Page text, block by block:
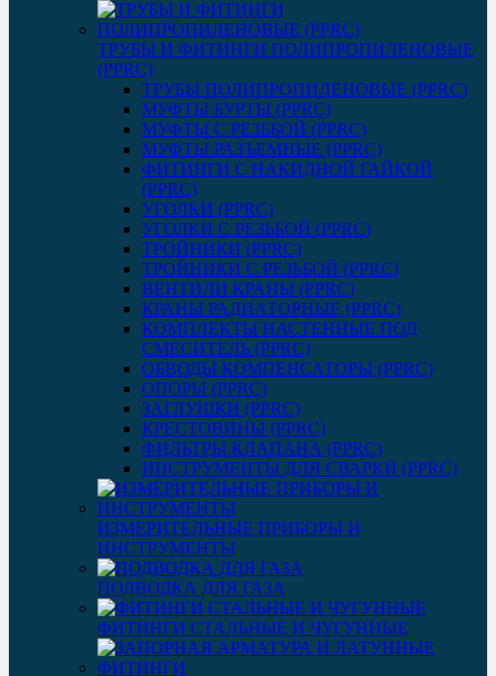
ТРУБЫ И ФИТИНГИ ПОЛИПРОПИЛЕНОВЫЕ
(PPRC)
ТРУБЫ ПОЛИПРОПИЛЕНОВЫЕ (PPRC)
МУФТЫ БУРТЫ (PPRC)
МУФТЫ C РЕЗЬБОЙ (PPRC)
МУФТЫ РАЗЪЕМНЫЕ (PPRC)
ФИТИНГИ С НАКИДНОЙ ГАЙКОЙ
(PPRC)
УГОЛКИ (PPRC)
УГОЛКИ С РЕЗЬБОЙ (PPRC)
ТРОЙНИКИ (PPRC)
ТРОЙНИКИ С РЕЗЬБОЙ (PPRC)
ВЕНТИЛИ КРАНЫ (PPRC)
КРАНЫ РАДИАТОРНЫЕ (PPRC)
КОМПЛЕКТЫ НАСТЕННЫЕ ПОД
СМЕСИТЕЛЬ (PPRC)
ОБВОДЫ КОМПЕНСАТОРЫ (PPRC)
ОПОРЫ (PPRC)
ЗАГЛУШКИ (PPRC)
КРЕСТОВИНЫ (PPRC)
ФИЛЬТРЫ КЛАПАНА (PPRC)
ИНСТРУМЕНТЫ ДЛЯ СВАРКИ (PPRC)
ИЗМЕРИТЕЛЬНЫЕ ПРИБОРЫ И
ИНСТРУМЕНТЫ
ПОДВОДКА ДЛЯ ГАЗА
ФИТИНГИ СТАЛЬНЫЕ И ЧУГУННЫЕ